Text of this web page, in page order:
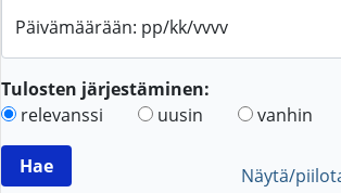
Päivämäärään: pp/kk/vvvv
Tulosten järjestäminen:
relevanssi
uusin vanhin
Näytä/